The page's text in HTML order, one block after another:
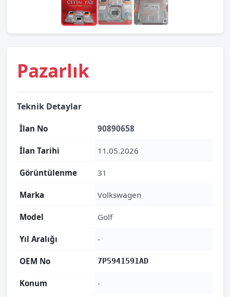
Pazarlık
Teknik Detaylar
İlan No 90890658
İlan Tarihi 11.05.2026
Görüntülenme 31
Marka Volkswagen
Model Golf
Yıl Aralığı -
OEM No 7P5941591AD
Konum -